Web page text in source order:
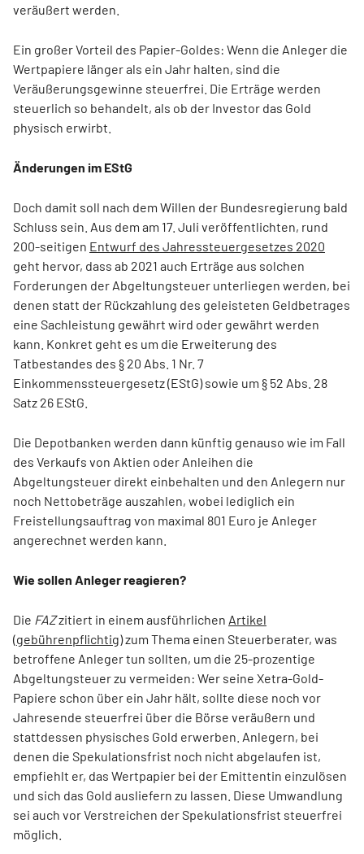
veräußert werden.
Ein großer Vorteil des Papier-Goldes: Wenn die Anleger die
Wertpapiere länger als ein Jahr halten, sind die
Veräußerungsgewinne steuerfrei. Die Erträge werden
steuerlich so behandelt, als ob der Investor das Gold
physisch erwirbt.
Änderungen im EStG
Doch damit soll nach dem Willen der Bundesregierung bald
Schluss sein. Aus dem am 17. Juli veröffentlichten, rund
200-seitigen Entwurf des Jahressteuergesetzes 2020
geht hervor, dass ab 2021 auch Erträge aus solchen
Forderungen der Abgeltungsteuer unterliegen werden, bei
denen statt der Rückzahlung des geleisteten Geldbetrages
eine Sachleistung gewährt wird oder gewährt werden
kann. Konkret geht es um die Erweiterung des
Tatbestandes des § 20 Abs. 1 Nr. 7
Einkommenssteuergesetz (EStG) sowie um § 52 Abs. 28
Satz 26 EStG.
Die Depotbanken werden dann künftig genauso wie im Fall
des Verkaufs von Aktien oder Anleihen die
Abgeltungsteuer direkt einbehalten und den Anlegern nur
noch Nettobeträge auszahlen, wobei lediglich ein
Freistellungsauftrag von maximal 801 Euro je Anleger
angerechnet werden kann.
Wie sollen Anleger reagieren?
Die FAZzitiert in einem ausführlichen Artikel
(gebührenpflichtig)zum Thema einen Steuerberater, was
betroffene Anleger tun sollten, um die 25-prozentige
Abgeltungsteuer zu vermeiden: Wer seine Xetra-Gold-
Papiere schon über ein Jahr hält, sollte diese noch vor
Jahresende steuerfrei über die Börse veräußern und
stattdessen physisches Gold erwerben. Anlegern, bei
denen die Spekulationsfrist noch nicht abgelaufen ist,
empfiehlt er, das Wertpapier bei der Emittentin einzulösen
und sich das Gold ausliefern zu lassen. Diese Umwandlung
sei auch vor Verstreichen der Spekulationsfrist steuerfrei
möglich.